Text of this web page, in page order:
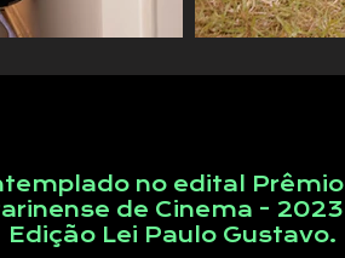
no edital Prêmio
de Cinema - 2023
Edição Lei Paulo Gustavo.